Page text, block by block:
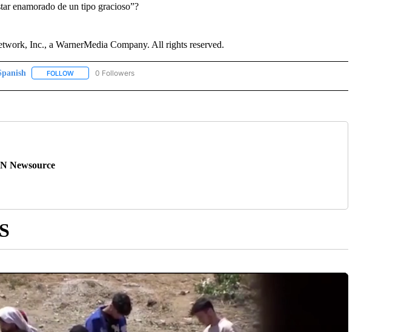
enamorado de un tipo gracioso”?
Inc., a WarnerMedia Company. All rights reserved.
FOLLOWFOLLOW "CNN - SPANISH" TO RECEIVE NOTIFICATIONS ABOUT NEW PAGES ON "CNN - SPANISH".
0 Followers
Newsource